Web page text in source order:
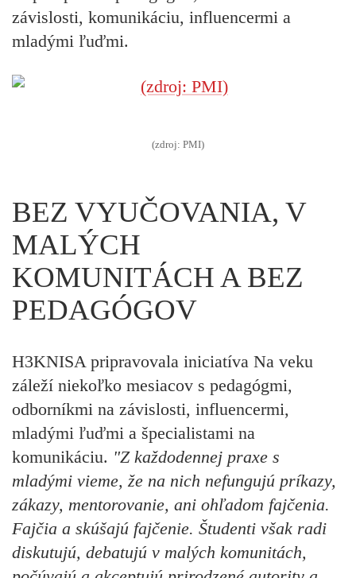
závislosti, komunikáciu, influencermi a
mladými ľuďmi.
(zdroj: PMI)
BEZ VYUČOVANIA, V
MALÝCH
KOMUNITÁCH A BEZ
PEDAGÓGOV
H3KNISA pripravovala iniciatíva Na veku
záleží niekoľko mesiacov s pedagógmi,
odborníkmi na závislosti, influencermi,
mladými ľuďmi a špecialistami na
komunikáciu. "Z každodennej praxe s
mladými vieme, že na nich nefungujú príkazy,
zákazy, mentorovanie, ani ohľadom fajčenia.
Fajčia a skúšajú fajčenie. Študenti však radi
diskutujú, debatujú v malých komunitách,